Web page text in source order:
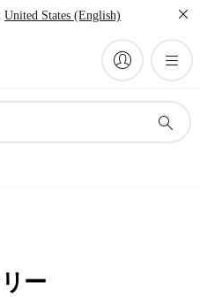
United States (English)
ー